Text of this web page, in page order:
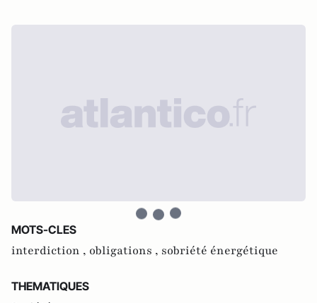
MOTS-CLES
interdiction , obligations , sobriété énergétique
THEMATIQUES